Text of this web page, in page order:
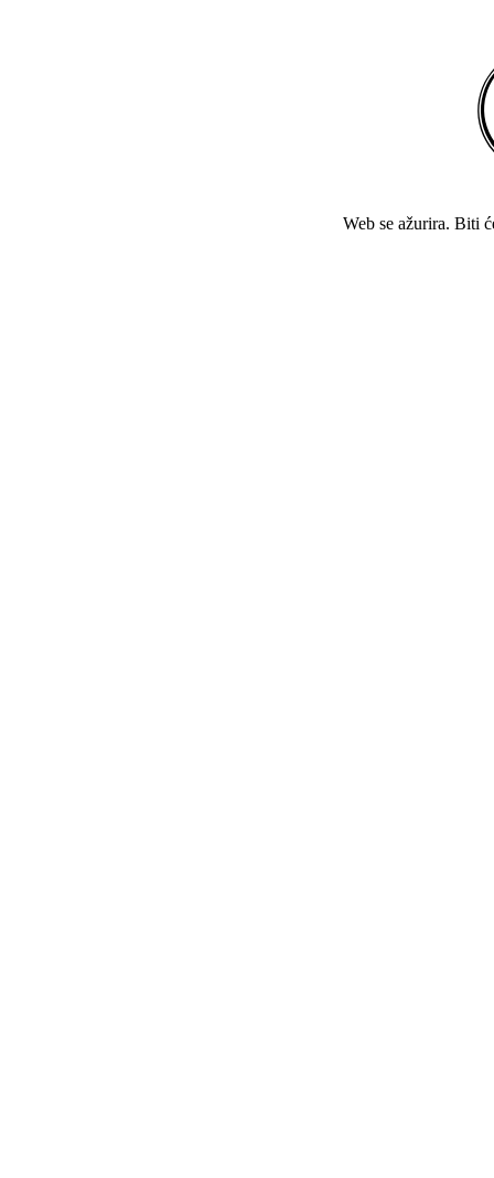
Web se ažurira. Biti